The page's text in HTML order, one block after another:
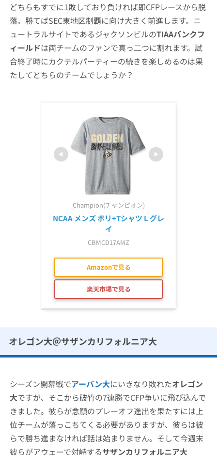
どちらもすでに1敗しており負ければ即CFPレースから脱
落。勝てばSEC東地区制覇に向け大きく前進します。ニ
ュートラルサイトであるジャクソンビルのTIAAバンクフ
ィールドは両チームのファンで真っ二つに割れます。試
合終了時にカクテルパーティーの続きを楽しめるのは果
たしてどちらのチームでしょうか？
Champion(チャンピオン)
NCAA メンズ ポリ+Tシャツ L グレ
イ
CBMCD17AMZ
Amazonで見る
楽天市場で見る
オレゴン大＠サザンカリフォルニア大
シーズン開幕戦でアーバン大にいきなり敗れたオレゴン
大ですが、そこから破竹の7連勝でCFP争いに飛び込んで
きました。彼らが念願のプレーオフ進出を果たすには上
位チームが落っこちてくる必要がありますが、彼らは彼
らで勝ち進まなければ話は始まりません。そして今週末
彼らがアウェーで対峙するサザンカリフォルニア大